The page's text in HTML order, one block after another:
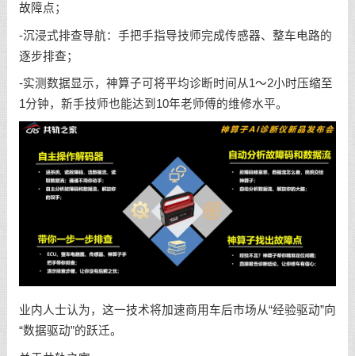
故障点；
-沉浸式排查导航：手把手指导技师完成传感器、整车电路的
逐步排查；
-实测数据显示，神算子可将平均诊断时间从1～2小时压缩至
1分钟，新手技师也能达到10年老师傅的维修水平。
业内人士认为，这一技术将加速商用车后市场从“经验驱动”向
“数据驱动”的跃迁。